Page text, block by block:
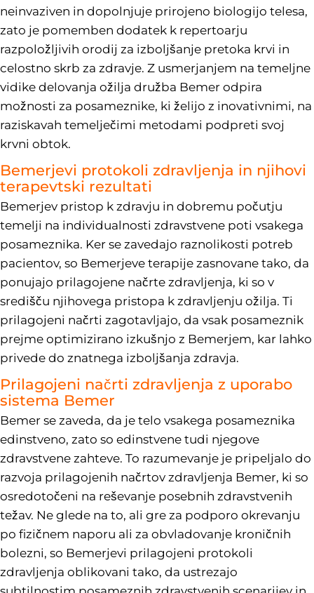
neinvaziven in dopolnjuje prirojeno biologijo telesa,
zato je pomemben dodatek k repertoarju
razpoložljivih orodij za izboljšanje pretoka krvi in
celostno skrb za zdravje. Z usmerjanjem na temeljne
vidike delovanja ožilja družba Bemer odpira
možnosti za posameznike, ki želijo z inovativnimi, na
raziskavah temelječimi metodami podpreti svoj
krvni obtok.
Bemerjevi protokoli zdravljenja in njihovi
terapevtski rezultati
Bemerjev pristop k zdravju in dobremu počutju
temelji na individualnosti zdravstvene poti vsakega
posameznika. Ker se zavedajo raznolikosti potreb
pacientov, so Bemerjeve terapije zasnovane tako, da
ponujajo prilagojene načrte zdravljenja, ki so v
središču njihovega pristopa k zdravljenju ožilja. Ti
prilagojeni načrti zagotavljajo, da vsak posameznik
prejme optimizirano izkušnjo z Bemerjem, kar lahko
privede do znatnega izboljšanja zdravja.
Prilagojeni načrti zdravljenja z uporabo
sistema Bemer
Bemer se zaveda, da je telo vsakega posameznika
edinstveno, zato so edinstvene tudi njegove
zdravstvene zahteve. To razumevanje je pripeljalo do
razvoja prilagojenih načrtov zdravljenja Bemer, ki so
osredotočeni na reševanje posebnih zdravstvenih
težav. Ne glede na to, ali gre za podporo okrevanju
po fizičnem naporu ali za obvladovanje kroničnih
bolezni, so Bemerjevi prilagojeni protokoli
zdravljenja oblikovani tako, da ustrezajo